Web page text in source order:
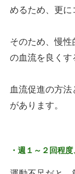
めるため、更に
そのため、慢
の血流を良くす
血流促進の方法
があります。
・週１～２回程